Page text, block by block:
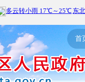
首